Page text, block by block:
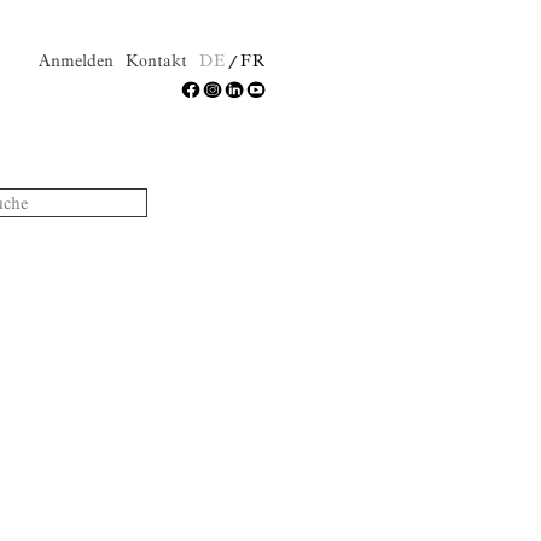
DE FR
Kontakt
Anmelden